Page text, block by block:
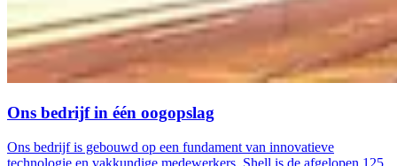
Ons bedrijf in één oogopslag
Ons bedrijf is gebouwd op een fundament van innovatieve
technologie en vakkundige medewerkers. Shell is de afgelopen 125